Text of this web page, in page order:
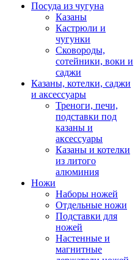
Посуда из чугуна
Казаны
Кастрюли и
чугунки
Сковороды,
сотейники, воки и
саджи
Казаны, котелки, саджи
и аксессуары
Треноги, печи,
подставки под
казаны и
аксессуары
Казаны и котелки
из литого
алюминия
Ножи
Наборы ножей
Отдельные ножи
Подставки для
ножей
Настенные и
магнитные